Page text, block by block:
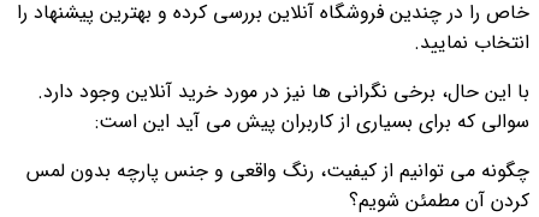
خاص را در چندین فروشگاه آنلاین بررسی کرده و بهترین پیشنهاد را
انتخاب نمایید.
با این حال، برخی نگرانی ها نیز در مورد خرید آنلاین وجود دارد.
سوالی که برای بسیاری از کاربران پیش می آید این است:
چگونه می توانیم از کیفیت، رنگ واقعی و جنس پارچه بدون لمس
کردن آن مطمئن شویم؟